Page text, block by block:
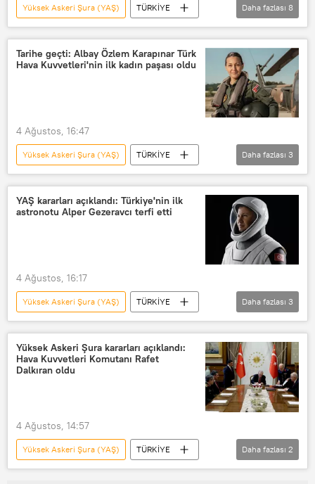
Yüksek Askeri Şura (YAŞ)
TÜRKİYE
Ercüment Tatlıoğlu
Türk Silahlı Kuvvetleri (TSK)
Türk Hava Kuvvetleri
Haberler
Daha fazlası 8
Tarihe geçti: Albay Özlem Karapınar Türk
Hava Kuvvetleri'nin ilk kadın paşası oldu
4 Ağustos, 16:47
Yüksek Askeri Şura (YAŞ)
TÜRKİYE
Türk Hava Kuvvetleri
Terfi
Özlem Karapınar
Daha fazlası 3
YAŞ kararları açıklandı: Türkiye'nin ilk
astronotu Alper Gezeravcı terfi etti
4 Ağustos, 16:17
Yüksek Askeri Şura (YAŞ)
TÜRKİYE
YAŞ
Alper Gezeravcı
Türk Silahlı Kuvvetleri (TSK)
Daha fazlası 3
Yüksek Askeri Şura kararları açıklandı:
Hava Kuvvetleri Komutanı Rafet
Dalkıran oldu
4 Ağustos, 14:57
Yüksek Askeri Şura (YAŞ)
TÜRKİYE
YAŞ
Ercüment Tatlıoğlu
Daha fazlası 2